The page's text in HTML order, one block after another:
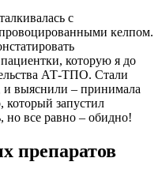
с
келпом.
которую я до
АТ-ТПО. Стали
и выяснили – принимала
который запустил
но все равно – обидно!
препаратов